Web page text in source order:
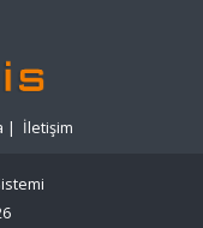
| İletişim